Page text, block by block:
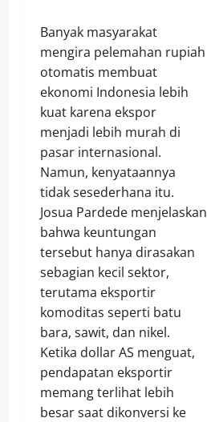
Banyak masyarakat
mengira pelemahan rupiah
otomatis membuat
ekonomi Indonesia lebih
kuat karena ekspor
menjadi lebih murah di
pasar internasional.
Namun, kenyataannya
tidak sesederhana itu.
Josua Pardede menjelaskan
bahwa keuntungan
tersebut hanya dirasakan
sebagian kecil sektor,
terutama eksportir
komoditas seperti batu
bara, sawit, dan nikel.
Ketika dollar AS menguat,
pendapatan eksportir
memang terlihat lebih
besar saat dikonversi ke